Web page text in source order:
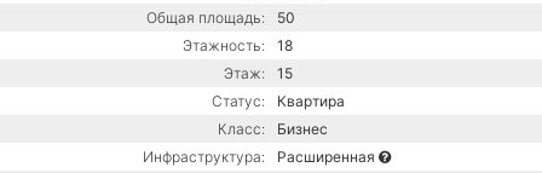
Общая площадь:
50
Этажность:
18
Этаж:
15
Статус:
Квартира
Класс:
Бизнес
Инфраструктура:
Расширенная